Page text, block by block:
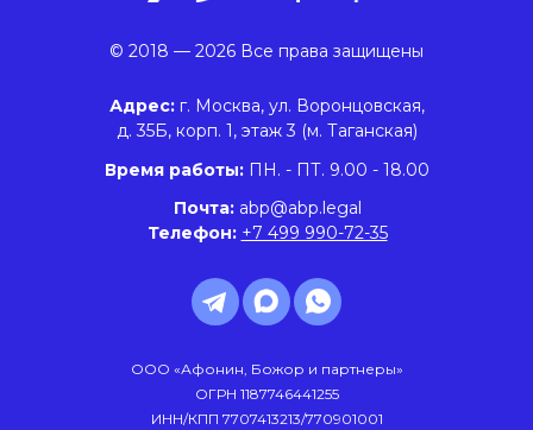
Адрес: г. Москва, ул. Воронцовская,
д. 35Б, корп. 1, этаж 3 (м. Таганская)
© 2018 — 2026 Все права защищены
Время работы: ПН. - ПТ. 9.00 - 18.00
Почта:abp@abp.legal
Телефон: +7 499 990-72-35
ООО «Афонин, Божор и партнеры»
ОГРН 1187746441255
ИНН/КПП 7707413213/770901001